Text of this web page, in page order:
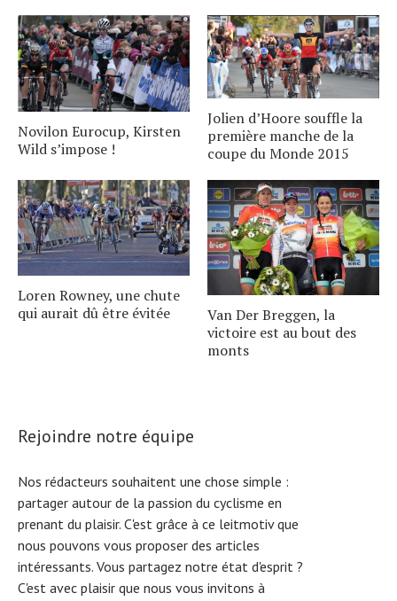
Novilon Eurocup, Kirsten
Wild s’impose !
Jolien d’Hoore souffle la
première manche de la
coupe du Monde 2015
Loren Rowney, une chute
qui aurait dû être évitée
Van Der Breggen, la
victoire est au bout des
monts
Rejoindre notre équipe
Nos rédacteurs souhaitent une chose simple :
partager autour de la passion du cyclisme en
prenant du plaisir. C'est grâce à ce leitmotiv que
nous pouvons vous proposer des articles
intéressants. Vous partagez notre état d'esprit ?
C'est avec plaisir que nous vous invitons à